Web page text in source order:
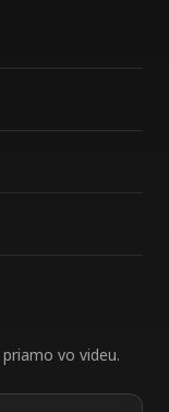
vo videu.